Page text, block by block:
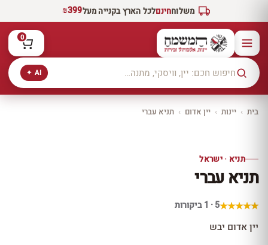
משלוחחינםלכל הארץ בקנייה מעל₪399
AI ✦
0
בית › יינות › יין אדום › תניא עברי
10% הנחה
עכשיו ב-10% הנחה
תניא · ישראל
תניא עברי
5 · 1 ביקורות
יין אדום יבש